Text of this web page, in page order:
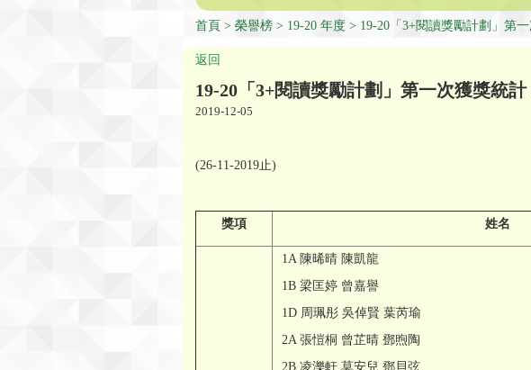
首頁 榮譽榜 19-20 年度 19-20「3+閱讀獎勵計劃」第
返回
19-20「3+閱讀獎勵計劃」第一次獲獎統計
2019-12-05
(26-11-2019止)
獎項 姓名
1A 陳晞晴 陳凱龍
1B 梁匡婷 曾嘉譽
1D 周珮彤 吳倬賢 葉芮瑜
2A 張愷桐 曾芷晴 鄧煦陶
2B 凌濼軒 莫安兒 鄧貝弦